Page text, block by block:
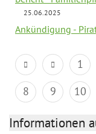
25.06.2025
Ankündigung -
1
8
9 10
Informationen